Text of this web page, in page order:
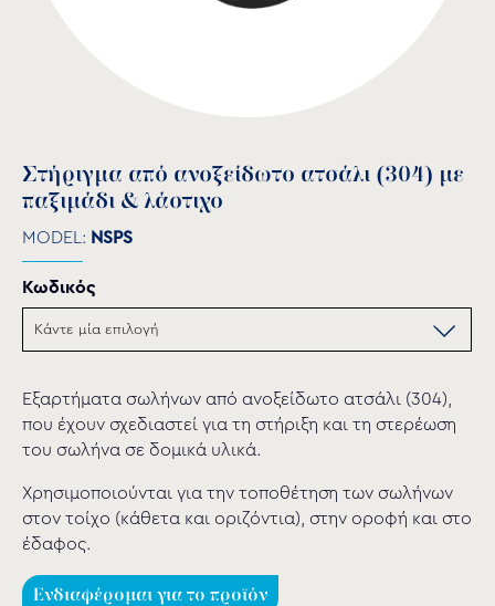
Στήριγμα από ανοξείδωτο ατσάλι (304) με
παξιμάδι & λάστιχο
MODEL: NSPS
Κωδικός
Εξαρτήματα σωλήνων από ανοξείδωτο ατσάλι (304),
που έχουν σχεδιαστεί για τη στήριξη και τη στερέωση
του σωλήνα σε δομικά υλικά.
Χρησιμοποιούνται για την τοποθέτηση των σωλήνων
στον τοίχο (κάθετα και οριζόντια), στην οροφή και στο
έδαφος.
Ενδιαφέρομαι για το προϊόν